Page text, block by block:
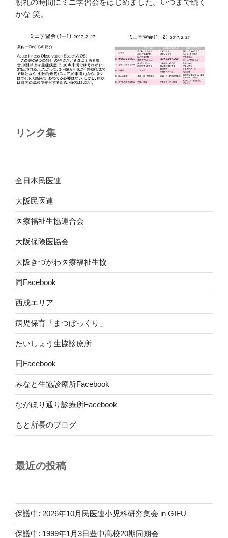
かな 笑。
リンク集
全日本民医連
大阪民医連
医療福祉生協連合会
大阪保険医協会
大阪きづがわ医療福祉生協
同Facebook
西成エリア
病児保育「まつぼっくり」
たいしょう生協診療所
同Facebook
みなと生協診療所Facebook
ながほり通り診療所Facebook
もと所長のブログ
最近の投稿
保護中: 2026年10月民医連小児科研究集会 in GIFU
保護中: 1999年1月3日豊中高校20期同期会